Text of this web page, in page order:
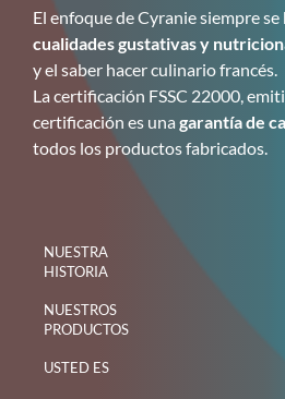
El enfoque de Cyranie siempre se
cualidades gustativas y
y el saber hacer culinario francés.
La certificación FSSC 22000,
certificación es una garantía de
todos los productos fabricados.
NUESTRA
HISTORIA
NUESTROS
PRODUCTOS
USTED ES